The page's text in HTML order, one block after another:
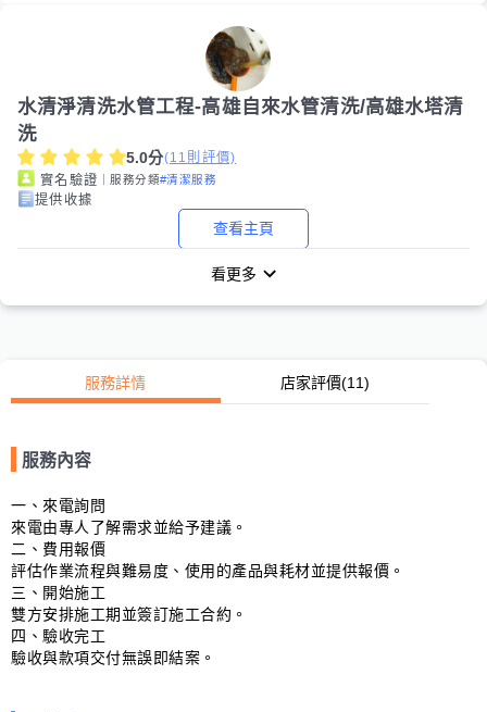
水清淨清洗水管工程-高雄自來水管清洗/高雄水塔清
洗
5.0分(11 則評價)
實名驗證 ｜服務分類#清潔服務
提供收據
查看主頁
看更多
服務詳情 店家評價(11)
服務內容
一、來電詢問
來電由專人了解需求並給予建議。
二、費用報價
評估作業流程與難易度、使用的產品與耗材並提供報價。
三、開始施工
雙方安排施工期並簽訂施工合約。
四、驗收完工
驗收與款項交付無誤即結案。